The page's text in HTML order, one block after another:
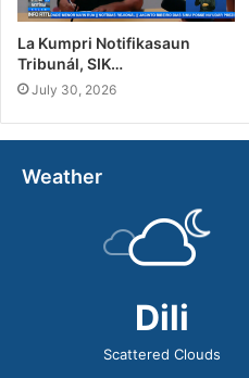
La Kumpri Notifikasaun
Tribunál, SIK…
July 30, 2026
Weather
Dili
Scattered Clouds